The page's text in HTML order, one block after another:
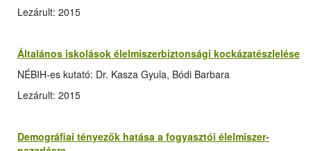
Lezárult: 2015
Általános iskolások élelmiszerbiztonsági kockázatészlelése
NÉBIH-es kutató: Dr. Kasza Gyula, Bódi Barbara
Lezárult: 2015
Demográfiai tényezők hatása a fogyasztói élelmiszer-